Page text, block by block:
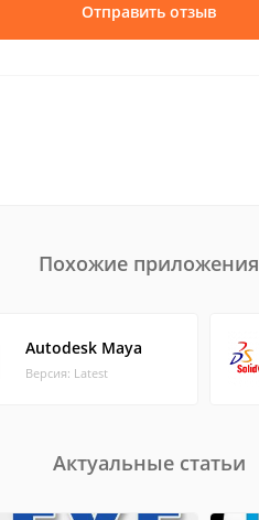
Отправить отзыв
Похожие приложения
Autodesk Maya
Версия: Latest
Актуальные статьи